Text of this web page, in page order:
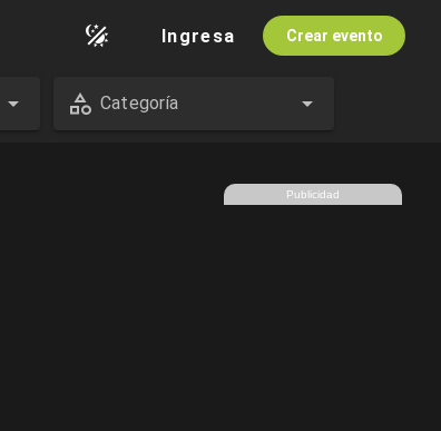
Ingresa Crear evento
Categoría
Publicidad